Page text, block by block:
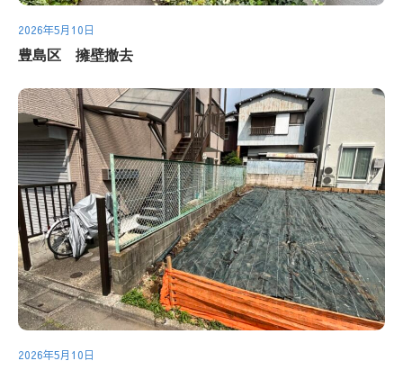
豊島区 擁壁撤去
2026年5月10日
2026年5月10日